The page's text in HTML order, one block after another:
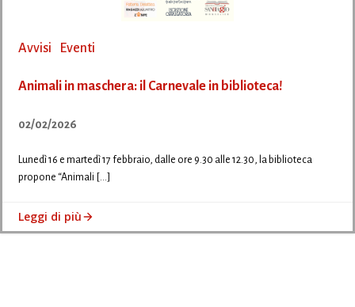
Avvisi Eventi
Animali in maschera: il Carnevale in biblioteca!
02/02/2026
Lunedì 16 e martedì 17 febbraio, dalle ore 9.30 alle 12.30, la biblioteca
propone “Animali […]
Leggi di più